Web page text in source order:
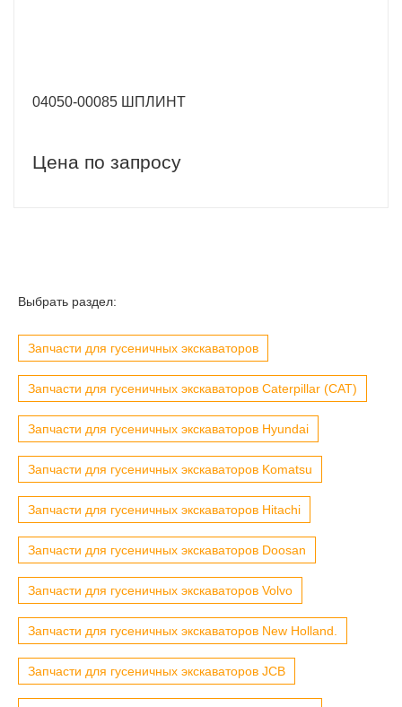
04050-00085 ШПЛИНТ
Цена по запросу
Выбрать раздел:
Запчасти для гусеничных экскаваторов
Запчасти для гусеничных экскаваторов Caterpillar (CAT)
Запчасти для гусеничных экскаваторов Hyundai
Запчасти для гусеничных экскаваторов Komatsu
Запчасти для гусеничных экскаваторов Hitachi
Запчасти для гусеничных экскаваторов Doosan
Запчасти для гусеничных экскаваторов Volvo
Запчасти для гусеничных экскаваторов New Holland.
Запчасти для гусеничных экскаваторов JCB